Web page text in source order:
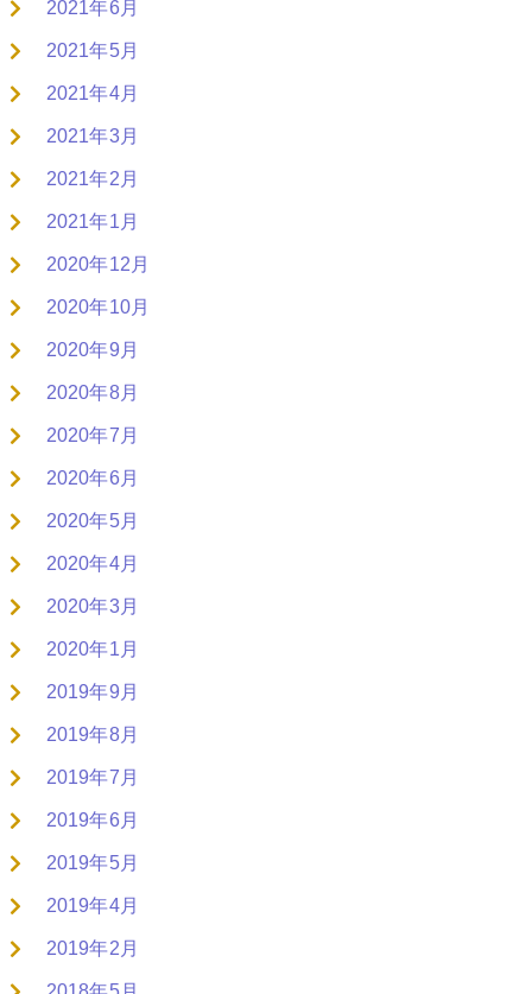
2021年6月
2021年5月
2021年4月
2021年3月
2021年2月
2021年1月
2020年12月
2020年10月
2020年9月
2020年8月
2020年7月
2020年6月
2020年5月
2020年4月
2020年3月
2020年1月
2019年9月
2019年8月
2019年7月
2019年6月
2019年5月
2019年4月
2019年2月